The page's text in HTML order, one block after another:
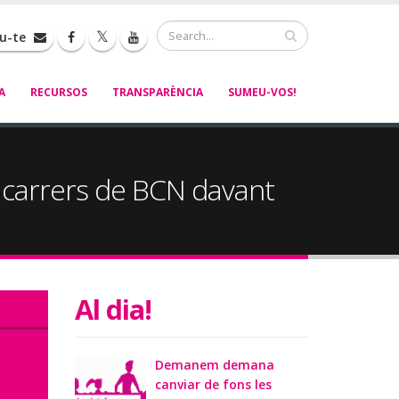
Cerca
te
RECURSOS TRANSPARÈNCIA SUMEU-VOS!
carrers de BCN davant
Al dia!
Demanem demana
canviar de fons les